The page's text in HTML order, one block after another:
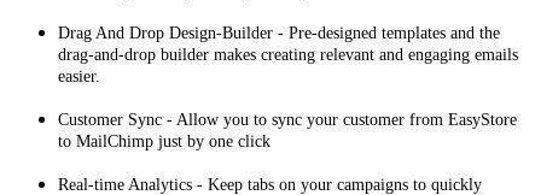
Drag And Drop Design-Builder - Pre‑designed templates and the
drag‑and‑drop builder makes creating relevant and engaging emails
easier.
Customer Sync - Allow you to sync your customer from EasyStore
to MailChimp just by one click
Real‑time Analytics - Keep tabs on your campaigns to quickly